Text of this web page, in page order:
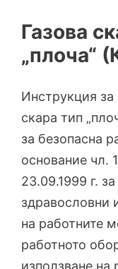
Газова
„плоча“
Инструкция за
скара тип
за безопасна
основание чл.
23.09.1999 г.
здравословни
на работните
работното
използване